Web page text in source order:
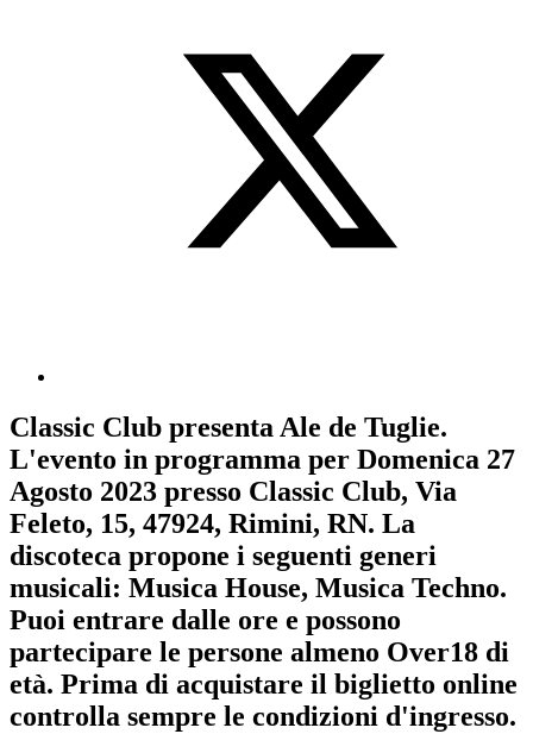
Classic Club presentaAle de Tuglie.
L'evento in programma per Domenica 27
Agosto 2023 presso Classic Club, Via
Feleto, 15, 47924, Rimini, RN. La
discoteca propone i seguenti generi
musicali: Musica House, Musica Techno.
Puoi entrare dalle ore e possono
partecipare le persone almeno Over18 di
età. Prima di acquistare il biglietto online
controlla sempre le condizioni d'ingresso.